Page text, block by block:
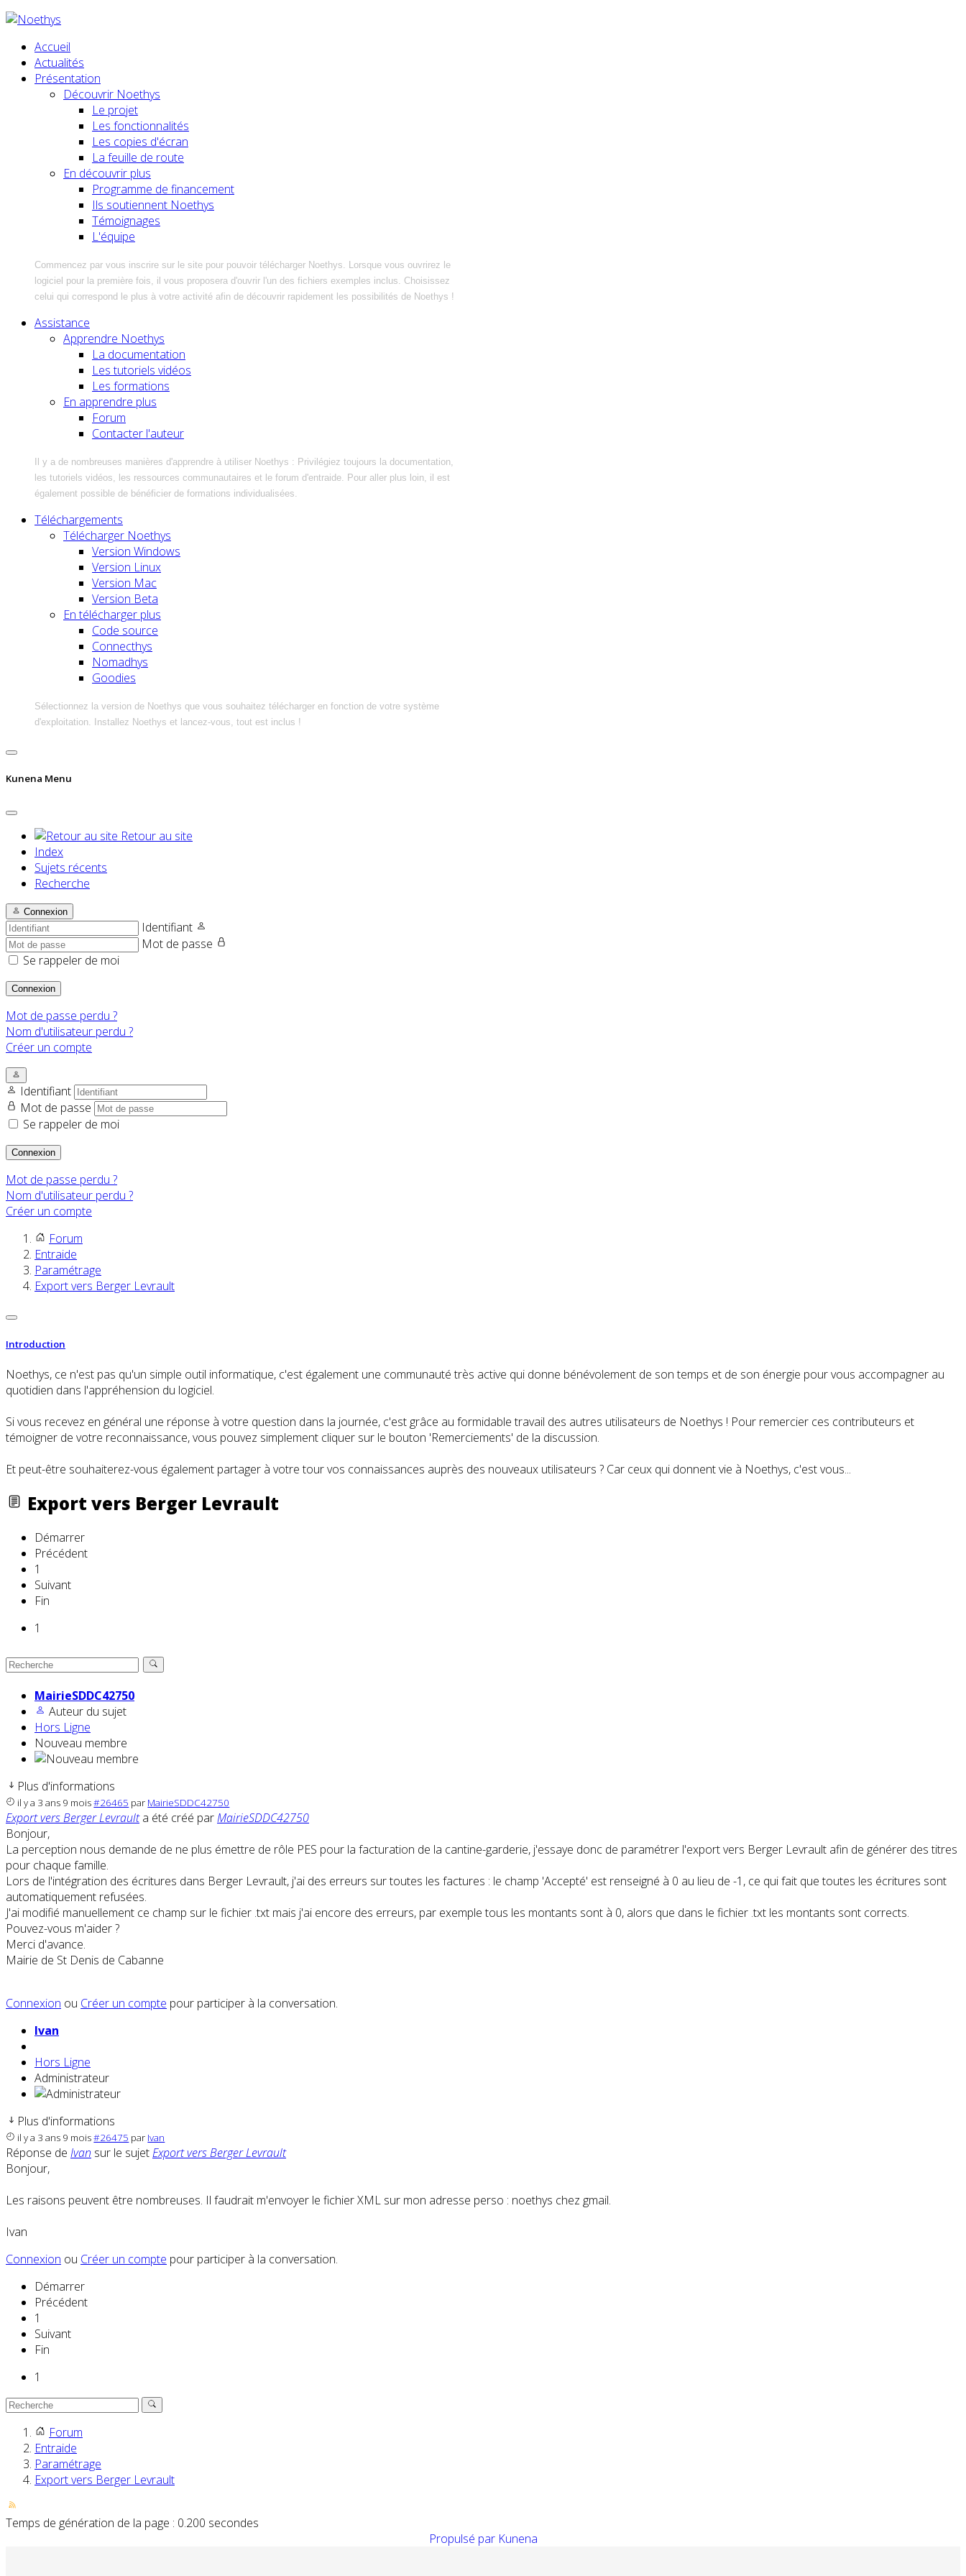
Accueil
Actualités
Présentation
Découvrir Noethys
Le projet
Les fonctionnalités
Les copies d'écran
La feuille de route
En découvrir plus
Programme de financement
Ils soutiennent Noethys
Témoignages
L'équipe
Commencez par vous inscrire sur le site pour pouvoir télécharger Noethys. Lorsque vous ouvrirez le
logiciel pour la première fois, il vous proposera d'ouvrir l'un des fichiers exemples inclus. Choisissez
celui qui correspond le plus à votre activité afin de découvrir rapidement les possibilités de Noethys !
Assistance
Apprendre Noethys
La documentation
Les tutoriels vidéos
Les formations
En apprendre plus
Forum
Contacter l'auteur
Il y a de nombreuses manières d'apprendre à utiliser Noethys : Privilégiez toujours la documentation,
les tutoriels vidéos, les ressources communautaires et le forum d'entraide. Pour aller plus loin, il est
également possible de bénéficier de formations individualisées.
Téléchargements
Télécharger Noethys
Version Windows
Version Linux
Version Mac
Version Beta
En télécharger plus
Code source
Connecthys
Nomadhys
Goodies
Sélectionnez la version de Noethys que vous souhaitez télécharger en fonction de votre système
d'exploitation. Installez Noethys et lancez-vous, tout est inclus !
Kunena Menu
Retour au site
Index
Sujets récents
Recherche
Connexion
Identifiant
Mot de passe
Se rappeler de moi
Connexion
Mot de passe perdu ?
Nom d'utilisateur perdu ?
Créer un compte
Identifiant
Mot de passe
Se rappeler de moi
Connexion
Mot de passe perdu ?
Nom d'utilisateur perdu ?
Créer un compte
Forum
Entraide
Paramétrage
Export vers Berger Levrault
Introduction
Noethys, ce n'est pas qu'un simple outil informatique, c'est également une communauté très active qui donne bénévolement de son temps et de son énergie pour vous accompagner au
quotidien dans l'appréhension du logiciel.
Si vous recevez en général une réponse à votre question dans la journée, c'est grâce au formidable travail des autres utilisateurs de Noethys ! Pour remercier ces contributeurs et
témoigner de votre reconnaissance, vous pouvez simplement cliquer sur le bouton 'Remerciements' de la discussion.
Et peut-être souhaiterez-vous également partager à votre tour vos connaissances auprès des nouveaux utilisateurs ? Car ceux qui donnent vie à Noethys, c'est vous...
Export vers Berger Levrault
Démarrer
Précédent
1
Suivant
Fin
1
MairieSDDC42750
Auteur du sujet
Hors Ligne
Nouveau membre
Plus d'informations
il y a 3 ans 9 mois#26465 par MairieSDDC42750
Export vers Berger Levraulta été créé parMairieSDDC42750
Bonjour,
La perception nous demande de ne plus émettre de rôle PES pour la facturation de la cantine-garderie, j'essaye donc de paramétrer l'export vers Berger Levrault afin de générer des titres
pour chaque famille.
Lors de l'intégration des écritures dans Berger Levrault, j'ai des erreurs sur toutes les factures : le champ 'Accepté' est renseigné à 0 au lieu de -1, ce qui fait que toutes les écritures sont
automatiquement refusées.
J'ai modifié manuellement ce champ sur le fichier .txt mais j'ai encore des erreurs, par exemple tous les montants sont à 0, alors que dans le fichier .txt les montants sont corrects.
Pouvez-vous m'aider ?
Merci d'avance.
Mairie de St Denis de Cabanne
Connexion ou Créer un compte pour participer à la conversation.
Ivan
Hors Ligne
Administrateur
Plus d'informations
il y a 3 ans 9 mois#26475 par Ivan
Réponse de Ivan sur le sujetExport vers Berger Levrault
Bonjour,
Les raisons peuvent être nombreuses. Il faudrait m'envoyer le fichier XML sur mon adresse perso : noethys chez gmail.
Ivan
Connexion ou Créer un compte pour participer à la conversation.
Démarrer
Précédent
1
Suivant
Fin
1
Forum
Entraide
Paramétrage
Export vers Berger Levrault
Temps de génération de la page : 0.200 secondes
Propulsé par Kunena